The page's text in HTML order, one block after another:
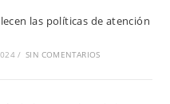
las políticas de atención
/ SIN COMENTARIOS